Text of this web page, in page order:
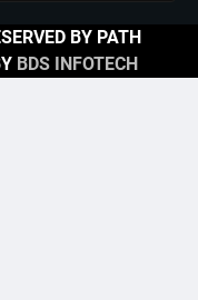
BY PATH
BDS INFOTECH